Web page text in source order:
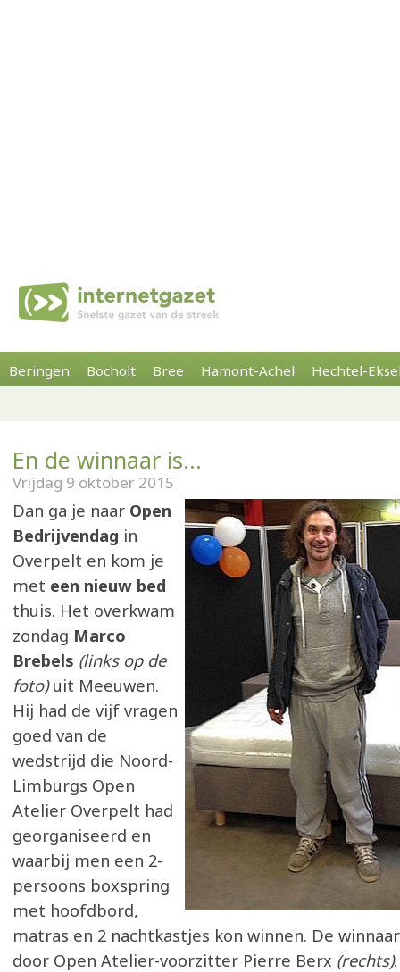
Beringen Bocholt Bree Hamont-Achel Hechtel-
En de winnaar is...
Vrijdag 9 oktober 2015
Dan ga je naar Open
Bedrijvendag in
Overpelt en kom je
met een nieuw bed
thuis. Het overkwam
zondag Marco
Brebels (links op de
foto)uit Meeuwen.
Hij had de vijf vragen
goed van de
wedstrijd die Noord-
Limburgs Open
Atelier Overpelt had
georganiseerd en
waarbij men een 2-
persoons boxspring
met hoofdbord,
matras en 2 nachtkastjes kon winnen. De
door Open Atelier-voorzitter Pierre Berx (rechts).